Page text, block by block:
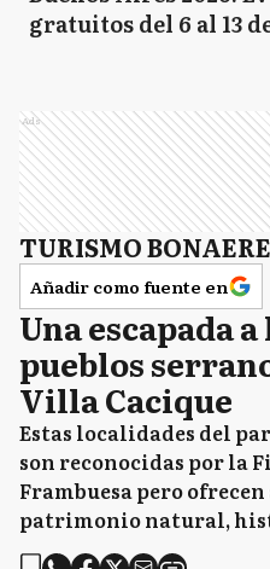
gratuitos del 6 al 13
Ads
TURISMO
Añadir como fuente en
Una escapada
pueblos
Villa Cacique
Estas localidades del
son reconocidas por la
Frambuesa pero
patrimonio natural,